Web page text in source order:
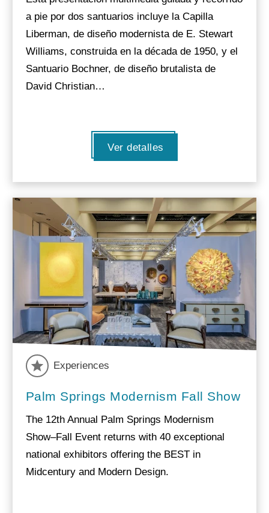
a pie por dos santuarios incluye la Capilla
Liberman, de diseño modernista de E. Stewart
Williams, construida en la década de 1950, y el
Santuario Bochner, de diseño brutalista de
David Christian…
Ver detalles
Experiences
Palm Springs Modernism Fall Show
The 12th Annual Palm Springs Modernism
Show–Fall Event returns with 40 exceptional
national exhibitors offering the BEST in
Midcentury and Modern Design.